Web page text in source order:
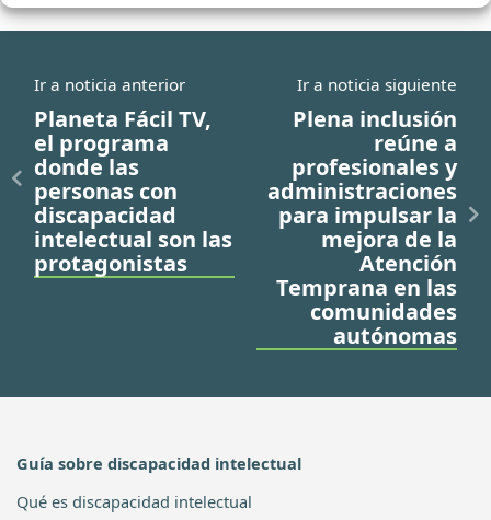
Ir a noticia anterior
Planeta Fácil TV,
el programa
donde las
personas con
discapacidad
intelectual son las
protagonistas
Ir a noticia siguiente
Plena inclusión
reúne a
profesionales y
administraciones
para impulsar la
mejora de la
Atención
Temprana en las
comunidades
autónomas
Guía sobre discapacidad intelectual
Qué es discapacidad intelectual